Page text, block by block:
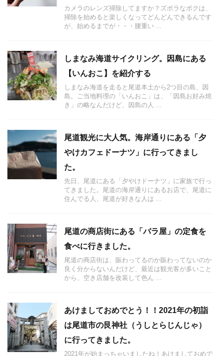
カメラのレンズ掃除してますか？ズボラなボクは、
掃除を始めると楽しくなってどんどんできるんです
が、始めるまでが・・・腰重い ...
しまなみ海道サイクリング。因島にある
【いんおこ】を紹介する
しまなみ海道を走ると尾道本土から2つ目の島、因
島。ご当地料理の「いんおこ」は、「因島お好み焼
き」の略なんだけど、因島の人 ...
尾道観光に大人気。海岸通りにある「夕
やけカフェドーナツ」に行ってきまし
た。
先日、尾道にある「夕やけドーナツ」に家族で行っ
てきました。尾道の海岸通りにあるお店で、尾道に
住んでる人、尾道が好きな人は ...
尾道の商店街にある「バラ屋」の定食を
食べに行きました。
尾道の商店街は、賑わってるのか賑わってないのか
良く分からないんだけど、最近は観光客が多いこと
から、空き店舗を改装して色ん ...
あけましておめでとう！！2021年の初詣
は尾道市の艮神社（うしとらじんじゃ）
に行ってきました。
2021年が始まっちゃいましたね！あけましておめで